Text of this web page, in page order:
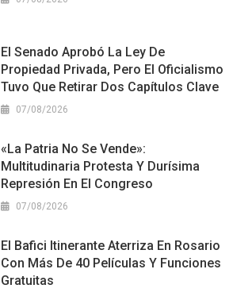
El Senado Aprobó La Ley De
Propiedad Privada, Pero El Oficialismo
Tuvo Que Retirar Dos Capítulos Clave
07/08/2026
«La Patria No Se Vende»:
Multitudinaria Protesta Y Durísima
Represión En El Congreso
07/08/2026
El Bafici Itinerante Aterriza En Rosario
Con Más De 40 Películas Y Funciones
Gratuitas